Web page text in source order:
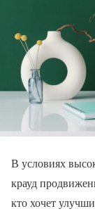
В условиях
крауд
кто хочет